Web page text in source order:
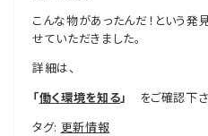
こんな物があったんだ！という
せていただきました。
詳細は、
「働く環境を知る」
をご確認下さ
タグ: 更新情報